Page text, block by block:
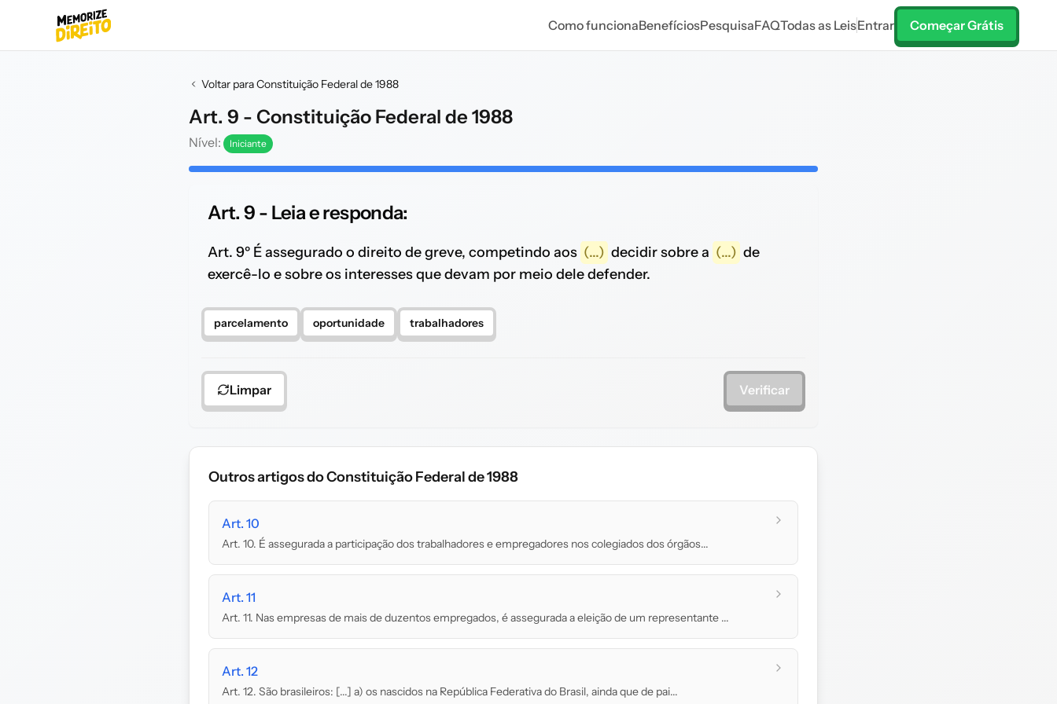
Como funcionaBenefíciosPesquisaFAQTodas as LeisEntrar Começar Grátis
Voltar para Constituição Federal de 1988
Art. 9 - Constituição Federal de 1988
Nível: Iniciante
Art. 9 - Leia e responda:
Art. 9º É assegurado o direito de greve, competindo aos (...) decidir sobre a (...) de
exercê-lo e sobre os interesses que devam por meio dele defender.
parcelamento oportunidade trabalhadores
Limpar Verificar
Outros artigos do Constituição Federal de 1988
Art. 10
Art. 10. É assegurada a participação dos trabalhadores e empregadores nos colegiados dos órgãos...
Art. 11
Art. 11. Nas empresas de mais de duzentos empregados, é assegurada a eleição de um representante ...
Art. 12
Art. 12. São brasileiros: [...] a) os nascidos na República Federativa do Brasil, ainda que de pai...